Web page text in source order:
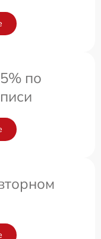
по